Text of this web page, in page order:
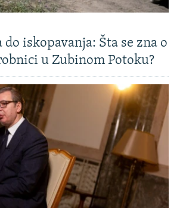
do iskopavanja: Šta se zna o
u Zubinom Potoku?